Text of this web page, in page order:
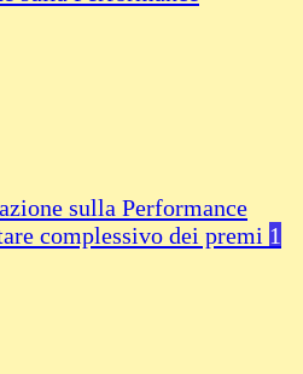
sulla Performance
complessivo dei premi 1